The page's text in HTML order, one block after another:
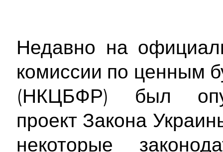
Недавно на
комиссии по ценным
(НКЦБФР) был
проект Закона
некоторые